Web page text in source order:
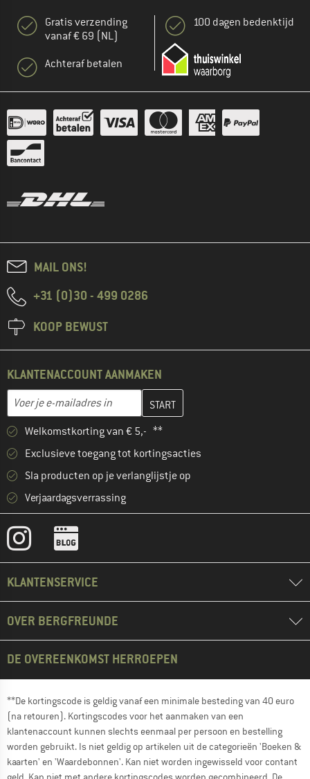
Gratis verzending
vanaf € 69 (NL)
Achteraf betalen
100 dagen bedenktijd
MAIL ONS!
+31 (0)30 - 499 0286
KOOP BEWUST
KLANTENACCOUNT AANMAKEN
E-mailadres
Vul je e-mailadres hier in en maak in de volgende stap je
Welkomstkorting van € 5,- **
Exclusieve toegang tot kortingsacties
Sla producten op je verlanglijstje op
Verjaardagsverrassing
KLANTENSERVICE
OVER BERGFREUNDE
DE OVEREENKOMST HERROEPEN
**De kortingscode is geldig vanaf een minimale besteding van 40 euro
(na retouren). Kortingscodes voor het aanmaken van een
klantenaccount kunnen slechts eenmaal per persoon en bestelling
worden gebruikt. Is niet geldig op artikelen uit de categorieën 'Boeken &
kaarten' en 'Waardebonnen'. Kan niet worden ingewisseld voor contant